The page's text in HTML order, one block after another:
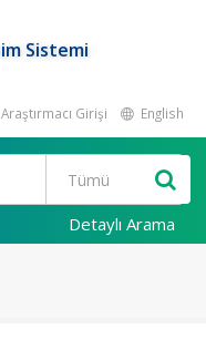
Sistemi
Araştırmacı Girişi English
Detaylı Arama